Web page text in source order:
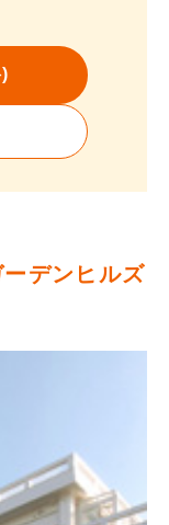
デンヒルズ